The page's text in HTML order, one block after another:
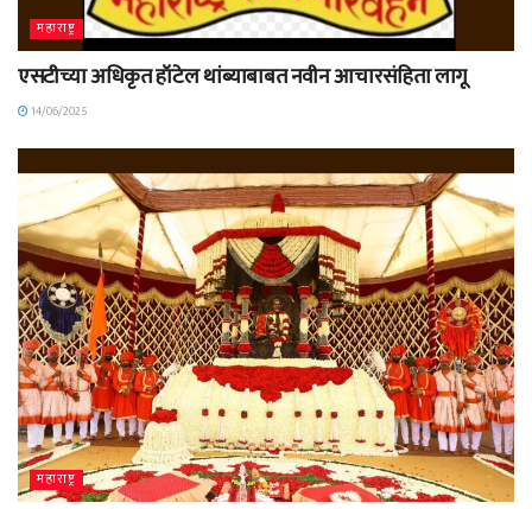
महाराष्ट्र
एसटीच्या अधिकृत हॉटेल थांब्याबाबत नवीन आचारसंहिता लागू
14/06/2025
महाराष्ट्र